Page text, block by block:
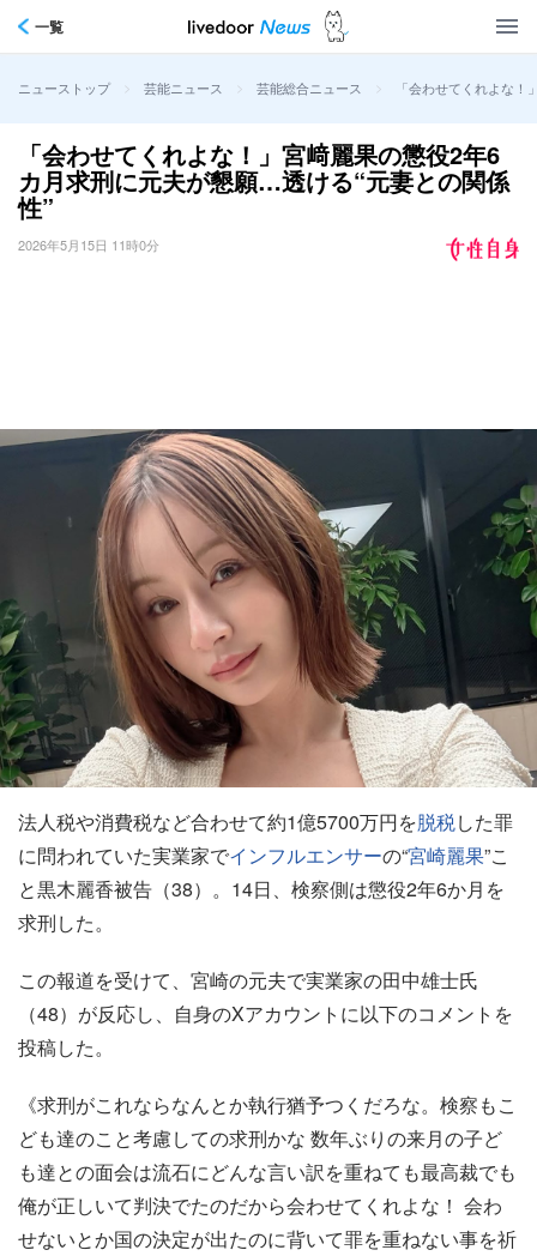
一覧
ニューストップ > 芸能ニュース > 芸能総合ニュース > 「会わせてくれよな
「会わせてくれよな！」宮﨑麗果の懲役2年6
カ月求刑に元夫が懇願…透ける“元妻との関係
性”
2026年5月15日 11時0分
法人税や消費税など合わせて約1億5700万円を脱税した罪
に問われていた実業家でインフルエンサーの“宮崎麗果”こ
と黒木麗香被告（38）。14日、検察側は懲役2年6か月を
求刑した。
この報道を受けて、宮崎の元夫で実業家の田中雄士氏
（48）が反応し、自身のXアカウントに以下のコメントを
投稿した。
《求刑がこれならなんとか執行猶予つくだろな。検察もこ
ども達のこと考慮しての求刑かな 数年ぶりの来月の子ど
も達との面会は流石にどんな言い訳を重ねても最高裁でも
俺が正しいて判決でたのだから会わせてくれよな！ 会わ
せないとか国の決定が出たのに背いて罪を重ねない事を祈